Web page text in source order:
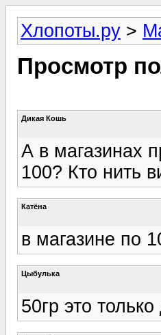
Хлопоты.ру >
Просмотр
Дикая Кошь
А в магазинах
100? Кто нить
Катёна
в магазине по
Цыбулька
50гр это